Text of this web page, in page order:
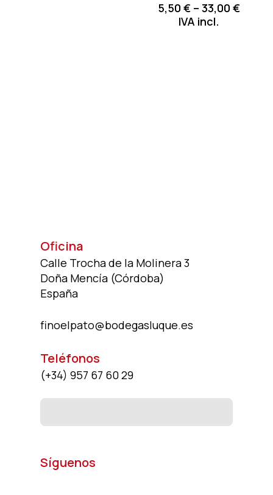
5,50€ –33,00€
IVA incl.
Oficina
Calle Trocha de la Molinera 3
Doña Mencía (Córdoba)
España
finoelpato@bodegasluque.es
Teléfonos
(+34) 957 67 60 29
Síguenos